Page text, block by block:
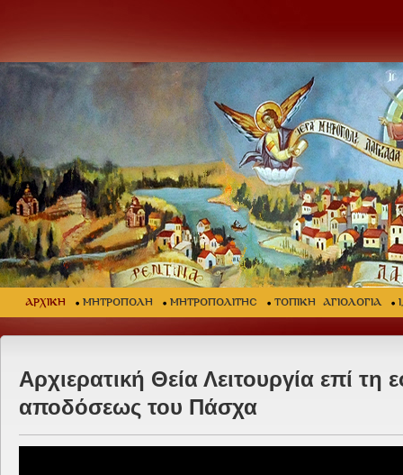
ΑΡΧΙΚΗ ΜΗΤΡΟΠΟΛΗ ΜΗΤΡΟΠΟΛΙΤΗΣ ΤΟΠΙΚΗ ΑΓΙΟΛΟΓΙΑ
Αρχιερατική Θεία Λειτουργία επί τη
αποδόσεως του Πάσχα